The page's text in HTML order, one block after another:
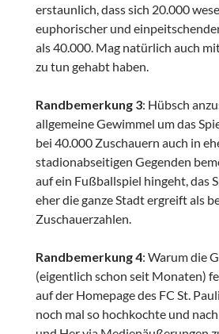
erstaunlich, dass sich 20.000
euphorischer und
als 40.000. Mag natürlich auch
zu tun gehabt haben.
Randbemerkung 3: Hübsch
allgemeine Gewimmel um das
bei 40.000 Zuschauern auch in
stadionabseitigen Gegenden
auf ein Fußballspiel hingeht, das
eher die ganze Stadt ergreift als
Zuschauerzahlen.
Randbemerkung 4: Warum die
(eigentlich schon seit Monaten)
auf der Homepage des FC St.
noch mal so hochkochte und